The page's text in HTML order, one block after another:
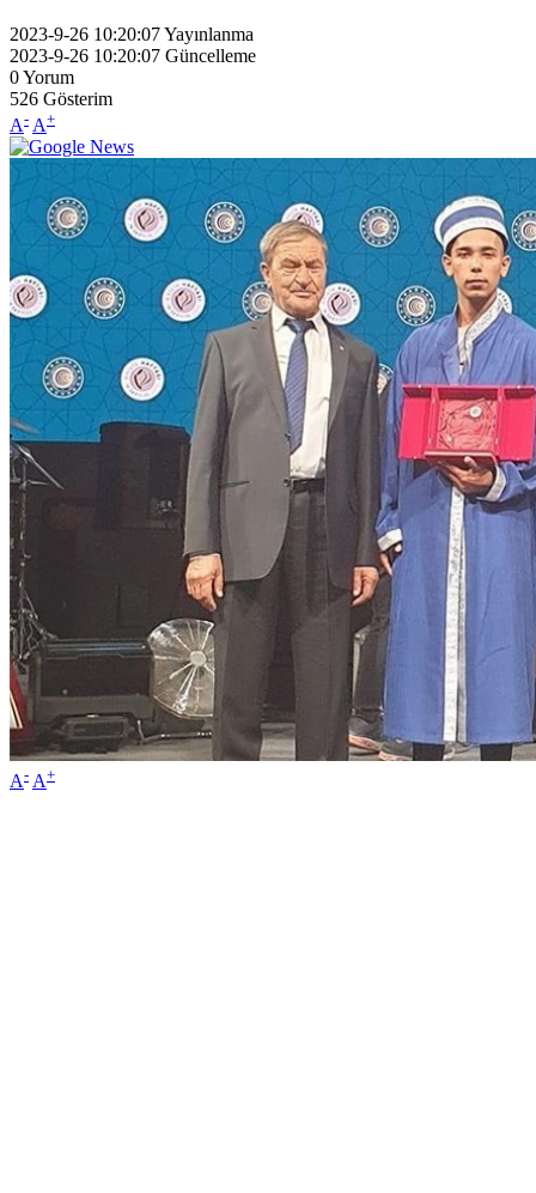
2023-9-26 10:20:07Yayınlanma
2023-9-26 10:20:07 Güncelleme
0Yorum
526 Gösterim
A- A+
A- A+